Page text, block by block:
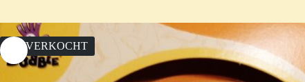
UITVERKOCHT